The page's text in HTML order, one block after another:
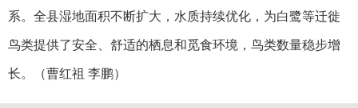
系。全县湿地面积不断扩大，水质持续优化，为白鹭等迁徙
鸟类提供了安全、舒适的栖息和觅食环境，鸟类数量稳步增
长。（曹红祖 李鹏）